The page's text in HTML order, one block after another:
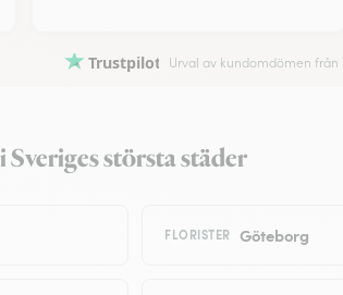
Trustpilot Urval av kundomdömen från
största städer
FLORISTER Göteborg